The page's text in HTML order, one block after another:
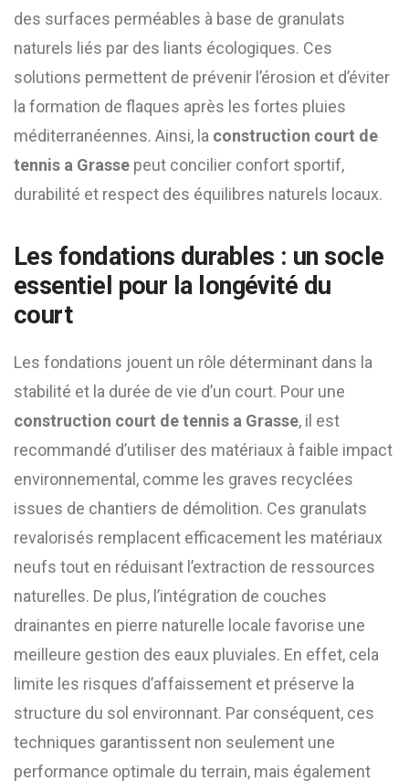
des surfaces perméables à base de granulats
naturels liés par des liants écologiques. Ces
solutions permettent de prévenir l’érosion et d’éviter
la formation de flaques après les fortes pluies
méditerranéennes. Ainsi, la construction court de
tennis a Grasse peut concilier confort sportif,
durabilité et respect des équilibres naturels locaux.
Les fondations durables : un socle
essentiel pour la longévité du
court
Les fondations jouent un rôle déterminant dans la
stabilité et la durée de vie d’un court. Pour une
construction court de tennis a Grasse, il est
recommandé d’utiliser des matériaux à faible impact
environnemental, comme les graves recyclées
issues de chantiers de démolition. Ces granulats
revalorisés remplacent efficacement les matériaux
neufs tout en réduisant l’extraction de ressources
naturelles. De plus, l’intégration de couches
drainantes en pierre naturelle locale favorise une
meilleure gestion des eaux pluviales. En effet, cela
limite les risques d’affaissement et préserve la
structure du sol environnant. Par conséquent, ces
techniques garantissent non seulement une
performance optimale du terrain, mais également